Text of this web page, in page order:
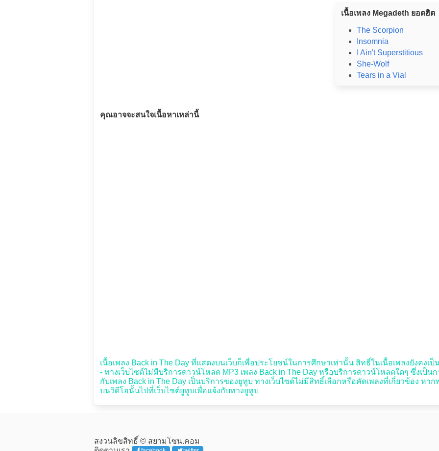
เนื้อเพลง Megadeth ยอดฮิต
The Scorpion
Insomnia
I Ain't Superstitious
She-Wolf
Tears in a Vial
คุณอาจจะสนใจเนื้อหาเหล่านี้
เนื้อเพลง Back in The Day ที่แสดงบนเว็บก็เพื่อประโยชน์ในการศึกษาเท่านั้น สิทธิ์ในเนื้อเพลงยังคง
- ทางเว็บไซต์ไม่มีบริการดาวน์โหลด MP3 เพลง Back in The Day หรือบริการดาวน์โหลดใดๆ ซึ่งเป็
กับเพลง Back in The Day เป็นบริการของยูทูบ ทางเว็บไซต์ไม่มีสิทธิ์เลือกหรือคัดเพลงที่เกี่ยวข้อง ห
บนวิดีโอนั้นไปที่เว็บไซต์ยูทูบเพื่อแจ้งกับทางยูทูบ
สงวนลิขสิทธิ์ © สยามโซน.คอม